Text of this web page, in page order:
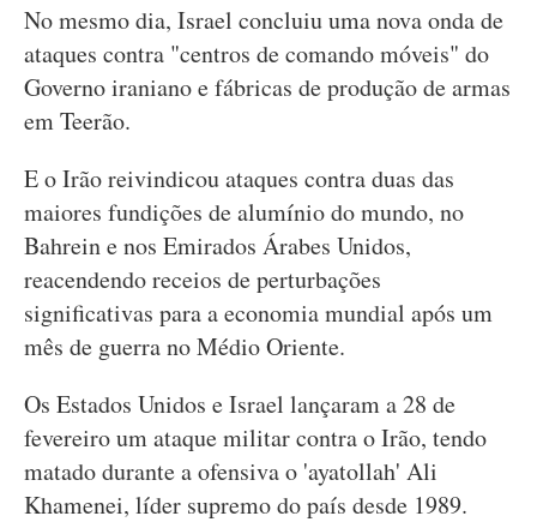
No mesmo dia, Israel concluiu uma nova onda de
ataques contra "centros de comando móveis" do
Governo iraniano e fábricas de produção de armas
em Teerão.
E o Irão reivindicou ataques contra duas das
maiores fundições de alumínio do mundo, no
Bahrein e nos Emirados Árabes Unidos,
reacendendo receios de perturbações
significativas para a economia mundial após um
mês de guerra no Médio Oriente.
Os Estados Unidos e Israel lançaram a 28 de
fevereiro um ataque militar contra o Irão, tendo
matado durante a ofensiva o 'ayatollah' Ali
Khamenei, líder supremo do país desde 1989.